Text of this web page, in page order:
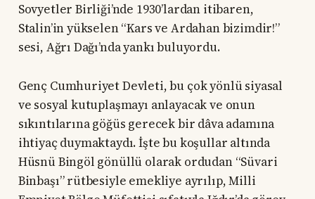
Sovyetler Birliği’nde 1930’lardan itibaren,
Stalin’in yükselen “Kars ve Ardahan bizimdir!”
sesi, Ağrı Dağı’nda yankı buluyordu.
Genç Cumhuriyet Devleti, bu çok yönlü siyasal
ve sosyal kutuplaşmayı anlayacak ve onun
sıkıntılarına göğüs gerecek bir dâva adamına
ihtiyaç duymaktaydı. İşte bu koşullar altında
Hüsnü Bingöl gönüllü olarak ordudan “Süvari
Binbaşı” rütbesiyle emekliye ayrılıp, Milli